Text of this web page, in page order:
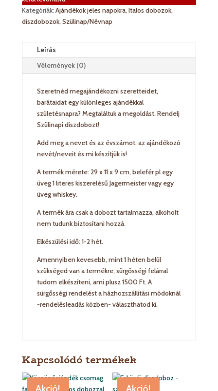
Kategóriák:Ajándékok jeles napokra,Italos dobozok,
díszdobozok,Szülinap/Névnap
Leírás
Vélemények (0)
Szeretnéd megajándékozni szeretteidet,
barátaidat egy különleges ajándékkal
születésnapra? Megtaláltuk a megoldást. Rendelj
Szülinapi díszdobozt!
Add meg a nevet és az évszámot, az ajándékozó
nevét/neveit és mi készítjük is!
A termék mérete: 29 x 11 x 9 cm, belefér pl egy
üveg 1 literes kiszerelésű Jagermeister vagy egy
üveg whiskey.
A termék ára csak a dobozt tartalmazza, alkoholt
nem tudunk biztosítani hozzá.
Elkészülési idő: 1-2 hét.
Amennyiben kevesebb, mint 1 héten belül
szükséged van a termékre, sürgősségi felárral
tudom elkészíteni, ami plusz 1500 Ft. A
sürgősségi rendelést a házhozszállítási módoknál
-rendelésleadás közben- választhatod ki.
Kapcsolódó termékek
Akció! Akció!